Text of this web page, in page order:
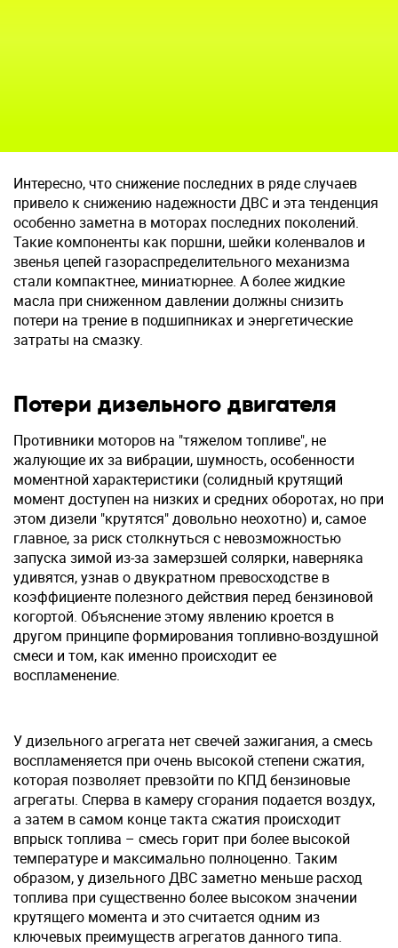
Интересно, что снижение последних в ряде случаев
привело к снижению надежности ДВС и эта тенденция
особенно заметна в моторах последних поколений.
Такие компоненты как поршни, шейки коленвалов и
звенья цепей газораспределительного механизма
стали компактнее, миниатюрнее. А более жидкие
масла при сниженном давлении должны снизить
потери на трение в подшипниках и энергетические
затраты на смазку.
Потери дизельного двигателя
Противники моторов на "тяжелом топливе", не
жалующие их за вибрации, шумность, особенности
моментной характеристики (солидный крутящий
момент доступен на низких и средних оборотах, но при
этом дизели "крутятся" довольно неохотно) и, самое
главное, за риск столкнуться с невозможностью
запуска зимой из-за замерзшей солярки, наверняка
удивятся, узнав о двукратном превосходстве в
коэффициенте полезного действия перед бензиновой
когортой. Объяснение этому явлению кроется в
другом принципе формирования топливно-воздушной
смеси и том, как именно происходит ее
воспламенение.
У дизельного агрегата нет свечей зажигания, а смесь
воспламеняется при очень высокой степени сжатия,
которая позволяет превзойти по КПД бензиновые
агрегаты. Сперва в камеру сгорания подается воздух,
а затем в самом конце такта сжатия происходит
впрыск топлива – смесь горит при более высокой
температуре и максимально полноценно. Таким
образом, у дизельного ДВС заметно меньше расход
топлива при существенно более высоком значении
крутящего момента и это считается одним из
ключевых преимуществ агрегатов данного типа.